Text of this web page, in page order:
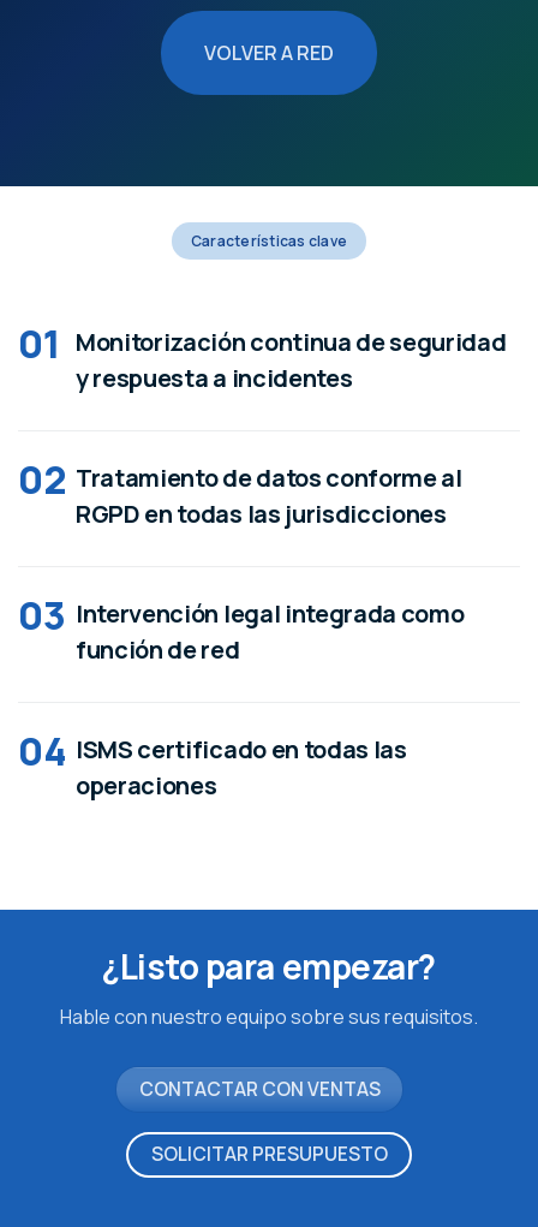
VOLVER A RED
Características clave
01
Monitorización continua de seguridad
y respuesta a incidentes
02 Tratamiento de datos conforme al
RGPD en todas las jurisdicciones
03 Intervención legal integrada como
función de red
04 ISMS certificado en todas las
operaciones
¿Listo para empezar?
Hable con nuestro equipo sobre sus requisitos.
CONTACTAR CON VENTAS
SOLICITAR PRESUPUESTO